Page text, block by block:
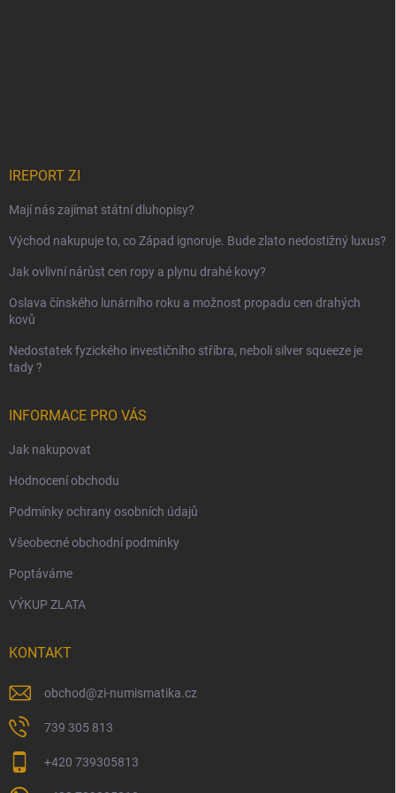
IREPORT ZI
Mají nás zajímat státní dluhopisy?
Východ nakupuje to, co Západ ignoruje. Bude zlato nedostižný luxus?
Jak ovlivní nárůst cen ropy a plynu drahé kovy?
Oslava čínského lunárního roku a možnost propadu cen drahých
kovů
Nedostatek fyzického investičního stříbra, neboli silver squeeze je
tady ?
INFORMACE PRO VÁS
Jak nakupovat
Hodnocení obchodu
Podmínky ochrany osobních údajů
Všeobecné obchodní podmínky
Poptáváme
VÝKUP ZLATA
KONTAKT
obchod@zi-numismatika.cz
739 305 813
+420 739305813